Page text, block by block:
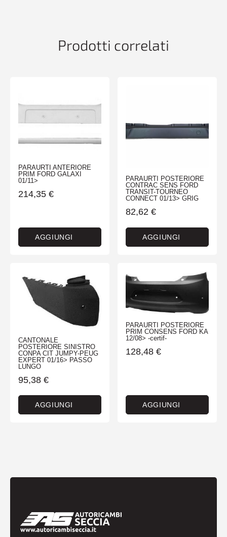
Prodotti correlati
PARAURTI ANTERIORE
PRIM FORD GALAXI
01/11>
214,35 €
AGGIUNGI
PARAURTI POSTERIORE
CONTRAC SENS FORD
TRANSIT-TOURNEO
CONNECT 01/13> GRIG
82,62 €
AGGIUNGI
CANTONALE
POSTERIORE SINISTRO
CONPA CIT JUMPY-PEUG
EXPERT 01/16> PASSO
LUNGO
95,38 €
AGGIUNGI
PARAURTI POSTERIORE
PRIM CONSENS FORD KA
12/08> -certif-
128,48 €
AGGIUNGI